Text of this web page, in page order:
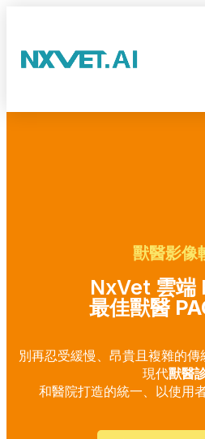
獸醫影像
NxVet 雲端
最佳獸醫
別再忍受緩慢、昂貴且複雜的
現代獸醫
和醫院打造的統一、以使用